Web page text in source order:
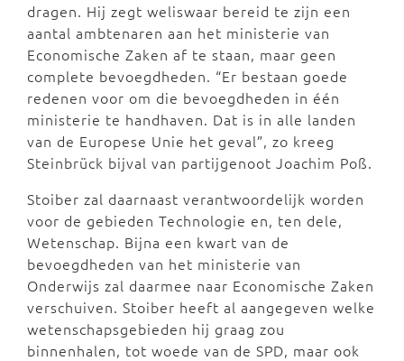
dragen. Hij zegt weliswaar bereid te zijn een
aantal ambtenaren aan het ministerie van
Economische Zaken af te staan, maar geen
complete bevoegdheden. “Er bestaan goede
redenen voor om die bevoegdheden in één
ministerie te handhaven. Dat is in alle landen
van de Europese Unie het geval”, zo kreeg
Steinbrück bijval van partijgenoot Joachim Poß.
Stoiber zal daarnaast verantwoordelijk worden
voor de gebieden Technologie en, ten dele,
Wetenschap. Bijna een kwart van de
bevoegdheden van het ministerie van
Onderwijs zal daarmee naar Economische Zaken
verschuiven. Stoiber heeft al aangegeven welke
wetenschapsgebieden hij graag zou
binnenhalen, tot woede van de SPD, maar ook